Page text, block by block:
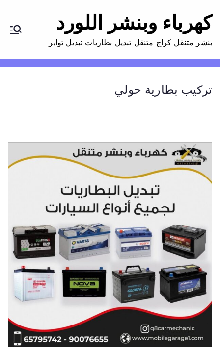
إ
كهرباء وبنشر اللورد
بنشر متنقل كراج متنقل تبديل بطاريات تبديل تواير
تركيب بطارية حولي